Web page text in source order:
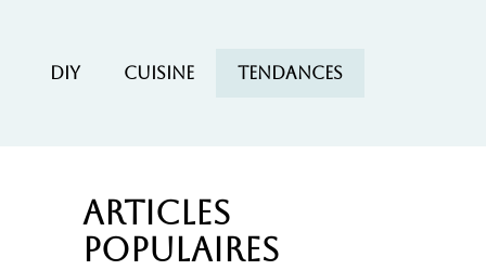
DIY Cuisine Tendances
Articles
populaires